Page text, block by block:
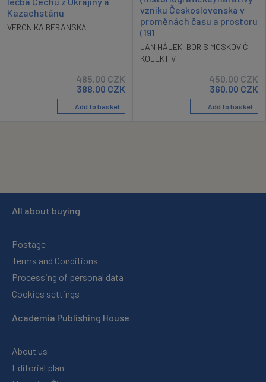
Kazachstánu
VERONIKA BERANSKÁ
485.00CZK
388.00 CZK
Add to basket
vzniku Československa v
proměnách času a prostoru
(191
JAN HÁLEK, BORIS MOSKOVIĆ,
KOLEKTIV
450.00CZK
360.00 CZK
Add to basket
All about buying
Postage
Terms and Conditions
Processing of personal data
Cookies settings
Academia Publishing House
About us
Editorial plan